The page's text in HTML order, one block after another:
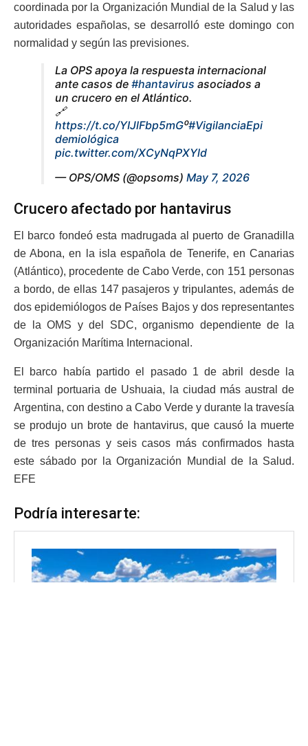
coordinada por la Organización Mundial de la Salud y las
autoridades españolas, se desarrolló este domingo con
normalidad y según las previsiones.
La OPS apoya la respuesta internacional
ante casos de #hantavirus asociados a
un crucero en el Atlántico.
🔗
https://t.co/YIJlFbp5mG⁰#VigilanciaEpi
demiológica
pic.twitter.com/XCyNqPXYld
— OPS/OMS (@opsoms) May 7, 2026
Crucero afectado por hantavirus
El barco fondeó esta madrugada al puerto de Granadilla
de Abona, en la isla española de Tenerife, en Canarias
(Atlántico), procedente de Cabo Verde, con 151 personas
a bordo, de ellas 147 pasajeros y tripulantes, además de
dos epidemiólogos de Países Bajos y dos representantes
de la OMS y del SDC, organismo dependiente de la
Organización Marítima Internacional.
El barco había partido el pasado 1 de abril desde la
terminal portuaria de Ushuaia, la ciudad más austral de
Argentina, con destino a Cabo Verde y durante la travesía
se produjo un brote de hantavirus, que causó la muerte
de tres personas y seis casos más confirmados hasta
este sábado por la Organización Mundial de la Salud.
EFE
Podría interesarte: